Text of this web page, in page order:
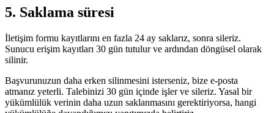
5. Saklama süresi
İletişim formu kayıtlarını en fazla 24 ay saklarız, sonra sileriz.
Sunucu erişim kayıtları 30 gün tutulur ve ardından döngüsel olarak
silinir.
Başvurunuzun daha erken silinmesini isterseniz, bize e-posta
atmanız yeterli. Talebinizi 30 gün içinde işler ve sileriz. Yasal bir
yükümlülük verinin daha uzun saklanmasını gerektiriyorsa, hangi